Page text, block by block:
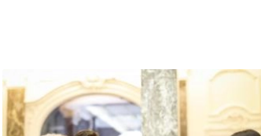
Image